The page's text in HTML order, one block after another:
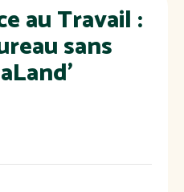
au Travail :
sans